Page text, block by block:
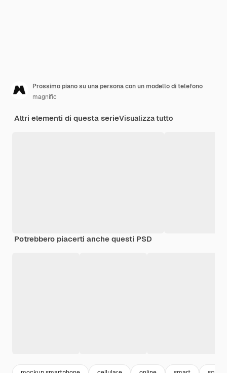
Prossimo piano su una persona con un modello di telefono
magnific
Altri elementi di questa serieVisualizza tutto
Potrebbero piacerti anche questi PSD